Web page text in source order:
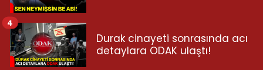
Durak cinayeti sonrasında acı
detaylara ODAK ulaştı!
4